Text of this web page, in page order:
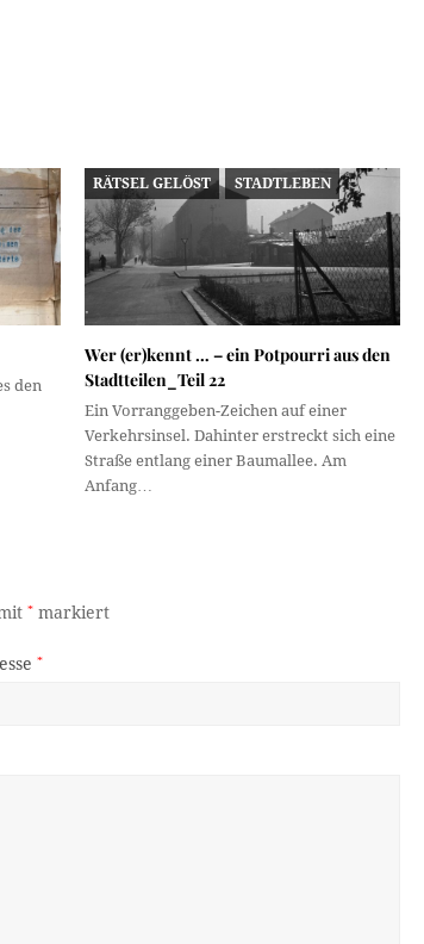
den
RÄTSEL GELÖST STADTLEBEN
Wer (er)kennt … – ein Potpourri aus den
Stadtteilen_Teil 22
Ein Vorranggeben-Zeichen auf einer
Verkehrsinsel. Dahinter erstreckt sich eine
Straße entlang einer Baumallee. Am
Anfang…
* markiert
*